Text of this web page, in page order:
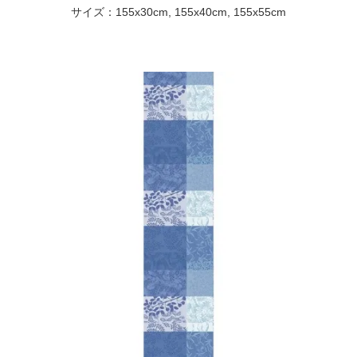
サイズ：155x30cm, 155x40cm, 155x55cm